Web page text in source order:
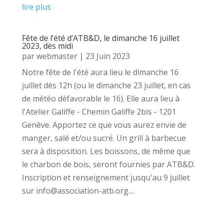
lire plus
Fête de l’été d’ATB&D, le dimanche 16 juillet
2023, dès midi
parwebmaster| 23 Juin 2023
Notre fête de l'été aura lieu le dimanche 16
juillet dès 12h (ou le dimanche 23 juillet, en cas
de météo défavorable le 16). Elle aura lieu à
l'Atelier Galiffe - Chemin Galiffe 2bis - 1201
Genève. Apportez ce que vous aurez envie de
manger, salé et/ou sucré. Un grill à barbecue
sera à disposition. Les boissons, de même que
le charbon de bois, seront fournies par ATB&D.
Inscription et renseignement jusqu'au 9 juillet
sur info@association-atb.org....